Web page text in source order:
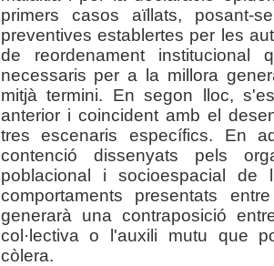
primers casos aïllats, posant-
preventives establertes per les
de reordenament
necessaris per a la millora
mitjà termini. En segon lloc,
anterior i coincident amb el
tres escenaris específics. En
contenció dissenyats pels
poblacional i socioespacial
comportaments presentats
generarà una contraposició
col·lectiva o l'auxili mutu que
còlera.